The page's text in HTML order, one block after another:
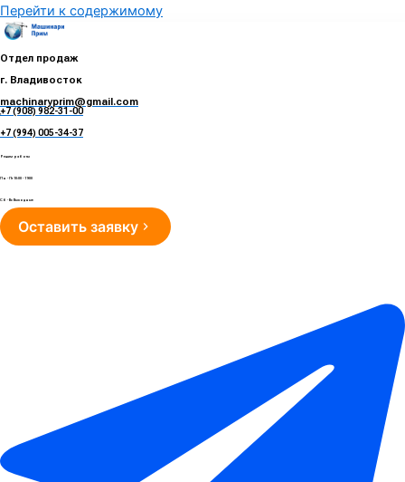
Перейти к содержимому
Отдел продаж
г. Владивосток
machinaryprim@gmail.com
+7 (908) 982-31-00
+7 (994) 005-34-37
Режим работы
Пн - Пт 10:00 - 19:00
Сб - Вс Выходные
Оставить заявку